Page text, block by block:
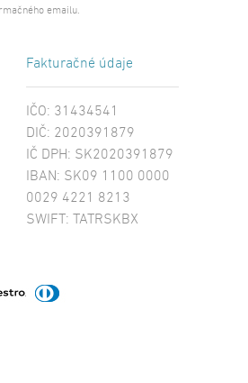
emailu.
Fakturačné údaje
IČO: 31434541
DIČ: 2020391879
IČ DPH: SK2020391879
IBAN: SK09 1100 0000
0029 4221 8213
SWIFT: TATRSKBX